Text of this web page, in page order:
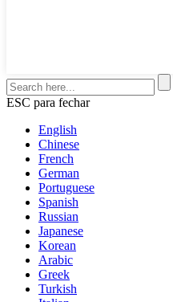
ESC para fechar
English
Chinese
French
German
Portuguese
Spanish
Russian
Japanese
Korean
Arabic
Greek
Turkish